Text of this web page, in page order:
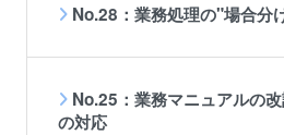
No.28：業務処理の"場合分
No.25：業務マニュアルの
の対応